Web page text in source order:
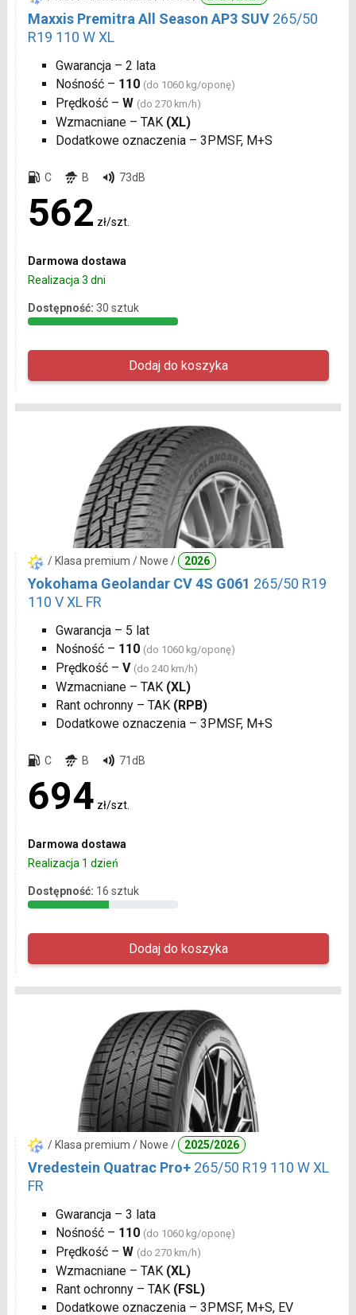
Maxxis Premitra All Season AP3 SUV 265/50
R19 110 W XL
Gwarancja – 2 lata
Nośność – 110 (do 1060 kg/oponę)
Prędkość – W (do 270 km/h)
Wzmacniane – TAK (XL)
Dodatkowe oznaczenia – 3PMSF, M+S
C B 73dB
562 zł/szt.
Darmowa dostawa
Realizacja 3 dni
Dostępność: 30 sztuk
/ Klasa premium / Nowe / 2026
Yokohama Geolandar CV 4S G061 265/50 R19
110 V XL FR
Gwarancja – 5 lat
Nośność – 110 (do 1060 kg/oponę)
Prędkość – V (do 240 km/h)
Wzmacniane – TAK (XL)
Rant ochronny – TAK (RPB)
Dodatkowe oznaczenia – 3PMSF, M+S
C B 71dB
694 zł/szt.
Darmowa dostawa
Realizacja 1 dzień
Dostępność: 16 sztuk
/ Klasa premium / Nowe / 2025/2026
Vredestein Quatrac Pro+ 265/50 R19 110 W XL
FR
Gwarancja – 3 lata
Nośność – 110 (do 1060 kg/oponę)
Prędkość – W (do 270 km/h)
Wzmacniane – TAK (XL)
Rant ochronny – TAK (FSL)
Dodatkowe oznaczenia – 3PMSF, M+S, EV